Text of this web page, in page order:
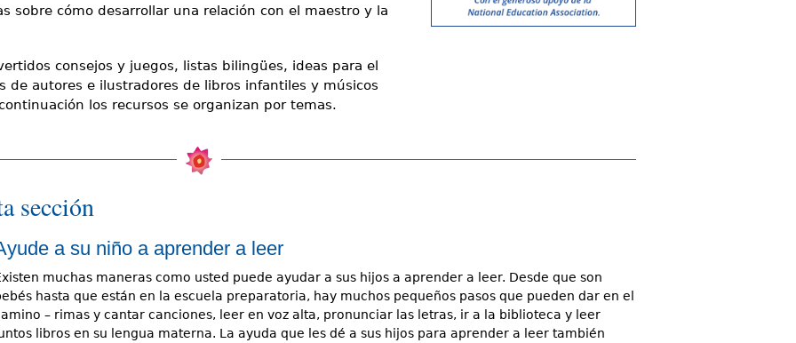
sobre cómo desarrollar una relación con el maestro y la
consejos y juegos, listas bilingües, ideas para el
de autores e ilustradores de libros infantiles y músicos
los recursos se organizan por temas.
sección
a su niño a aprender a leer
muchas maneras como usted puede ayudar a sus hijos a aprender a leer. Desde que son
hasta que están en la escuela preparatoria, hay muchos pequeños pasos que pueden dar en el
– rimas y cantar canciones, leer en voz alta, pronunciar las letras, ir a la biblioteca y leer
libros en su lengua materna. La ayuda que les dé a sus hijos para aprender a leer también